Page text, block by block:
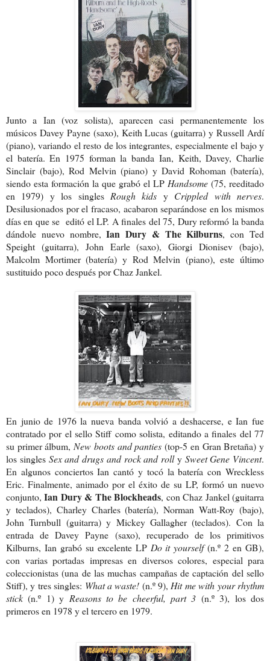
Junto a Ian (voz solista), aparecen casi permanentemente los
músicos Davey Payne (saxo), Keith Lucas (guitarra) y Russell Ardí
(piano), variando el resto de los integrantes, especialmente el bajo y
el batería. En 1975 forman la banda Ian, Keith, Davey, Charlie
Sinclair (bajo), Rod Melvin (piano) y David Rohoman (batería),
siendo esta formación la que grabó el LP Handsome (75, reeditado
en 1979) y los singles Rough kids y Crippled with nerves.
Desilusionados por el fracaso, acabaron separándose en los mismos
días en que se editó el LP. A finales del 75, Dury reformó la banda
dándole nuevo nombre,Ian Dury & The Kilburns, con Ted
Speight (guitarra), John Earle (saxo), Giorgi Dionisev (bajo),
Malcolm Mortimer (batería) y Rod Melvin (piano), este último
sustituido poco después por Chaz Jankel.
En junio de 1976 la nueva banda volvió a deshacerse, e Ian fue
contratado por el sello Stiff como solista, editando a finales del 77
su primer álbum, New boots and panties (top-5 en Gran Bretaña) y
los singles Sex and drugs and rock and rolly Sweet Gene Vincent.
En algunos conciertos Ian cantó y tocó la batería con Wreckless
Eric. Finalmente, animado por el éxito de su LP, formó un nuevo
conjunto,Ian Dury & TheBlockheads, con Chaz Jankel (guitarra
y teclados), Charley Charles (batería), Norman Watt-Roy (bajo),
John Turnbull (guitarra) y Mickey Gallagher (teclados). Con la
entrada de Davey Payne (saxo), recuperado de los primitivos
Kilburns, Ian grabó su excelente LP Do it yourself(n.º 2 en GB),
con varias portadas impresas en diversos colores, especial para
coleccionistas (una de las muchas campañas de captación del sello
Stiff), y tres singles: What a waste! (n.º 9), Hit me with your rhythm
stick (n.º 1) y Reasons to be cheerful, part 3 (n.º 3), los dos
primeros en 1978 y el tercero en 1979.